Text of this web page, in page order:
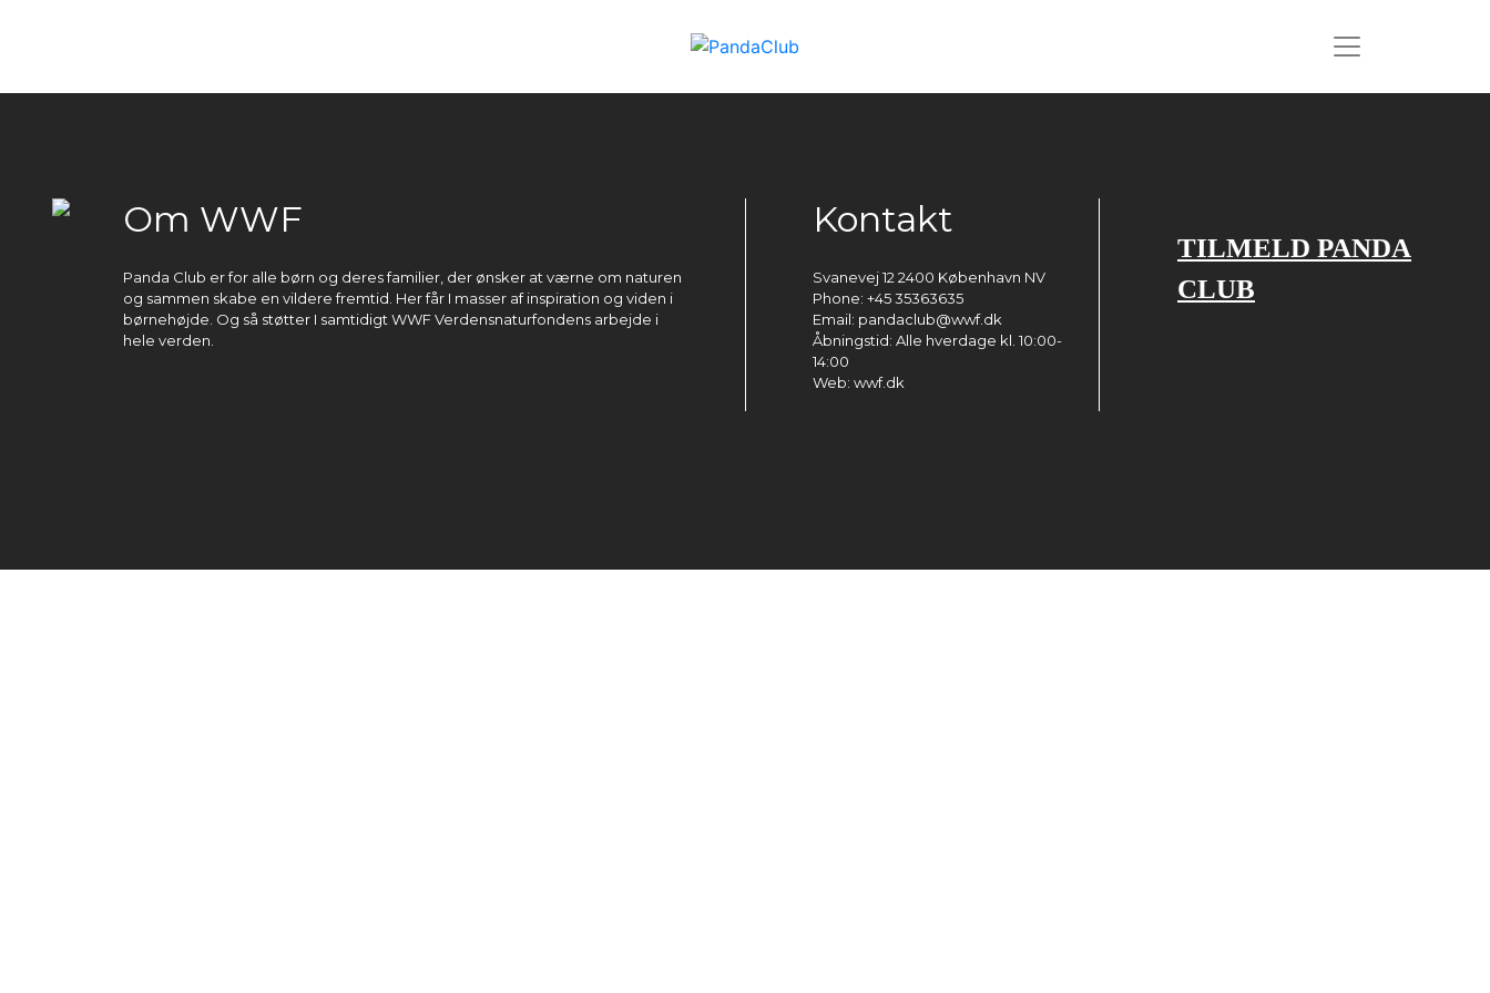
Om WWF
Panda Club er for alle børn og deres familier, der ønsker at værne om naturen
og sammen skabe en vildere fremtid. Her får I masser af inspiration og viden i
børnehøjde. Og så støtter I samtidigt WWF Verdensnaturfondens arbejde i
hele verden.
Kontakt
Svanevej 12 2400 København NV
Phone: +45 35363635
Email: pandaclub@wwf.dk
Åbningstid: Alle hverdage kl. 10:00-
14:00
Web: wwf.dk
TILMELD PANDA
CLUB